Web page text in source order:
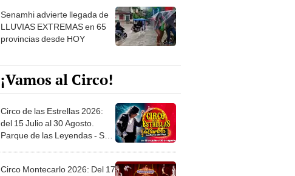
Senamhi advierte llegada de
LLUVIAS EXTREMAS en 65
provincias desde HOY
¡Vamos al Circo!
Circo de las Estrellas 2026:
del 15 Julio al 30 Agosto.
Parque de las Leyendas - San
Circo Montecarlo 2026: Del 17